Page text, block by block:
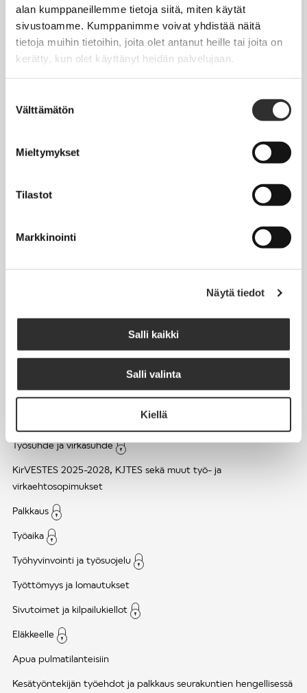
alan kumppaneillemme tietoja siitä, miten käytät
sivustoamme. Kumppanimme voivat yhdistää näitä
tietoja muihin tietoihin, joita olet antanut heille tai joita on
kerätty, kun olet käyttänyt heidän palvelujaan.
valinta
Välttämätön
Mieltymykset
Tilastot
Markkinointi
Näytä tiedot
Salli kaikki
Salli valinta
Kiellä
JÄSENYYS
Henkilöjäsenyys
Jäsenmaksujen työnantajaperintä
Matkalaskut
Tapahtumakalenteri
JOBI
TYÖELÄMÄOPAS
Työsuhde ja virkasuhde
KirVESTES 2025-2028, KJTES sekä muut työ- ja
virkaehtosopimukset
Palkkaus
Työaika
Työhyvinvointi ja työsuojelu
Työttömyys ja lomautukset
Sivutoimet ja kilpailukiellot
Eläkkeelle
Apua pulmatilanteisiin
Kesätyöntekijän työehdot ja palkkaus seurakuntien hengellisessä